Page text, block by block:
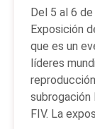
Del 5 al 6
Exposición
que es un
líderes
subrogación
FIV. La